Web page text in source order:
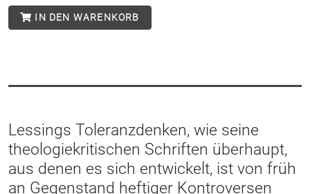
IN DEN WARENKORB
Lessings Toleranzdenken, wie seine
theologiekritischen Schriften überhaupt,
aus denen es sich entwickelt, ist von früh
an Gegenstand heftiger Kontroversen